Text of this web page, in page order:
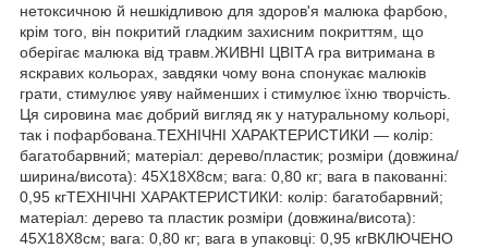
нетоксичною й нешкідливою для здоров'я малюка фарбою,
крім того, він покритий гладким захисним покриттям, що
оберігає малюка від травм.ЖИВНІ ЦВІТА гра витримана в
яскравих кольорах, завдяки чому вона спонукає малюків
грати, стимулює уяву найменших і стимулює їхню творчість.
Ця сировина має добрий вигляд як у натуральному кольорі,
так і пофарбована.ТЕХНІЧНІ ХАРАКТЕРИСТИКИ — колір:
багатобарвний; матеріал: дерево/пластик; розміри (довжина/
ширина/висота): 45X18X8см; вага: 0,80 кг; вага в пакованні:
0,95 кгТЕХНІЧНІ ХАРАКТЕРИСТИКИ: колір: багатобарвний;
матеріал: дерево та пластик розміри (довжина/висота):
45X18X8см; вага: 0,80 кг; вага в упаковці: 0,95 кгВКЛЮЧЕНО